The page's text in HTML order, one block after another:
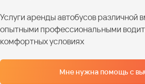
Услуги аренды автобусов различной
опытными профессиональными
комфортных условиях
Мне нужна помощь с